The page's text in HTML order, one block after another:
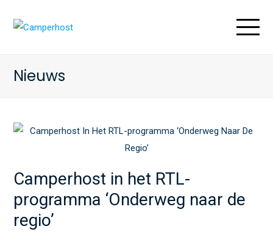
Nieuws
Camperhost in het RTL-
programma ‘Onderweg naar de
regio’